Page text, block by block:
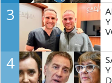
3
4